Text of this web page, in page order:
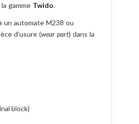
gamme Twido.
un automate M238 ou
d’usure (wear part) dans la
block)